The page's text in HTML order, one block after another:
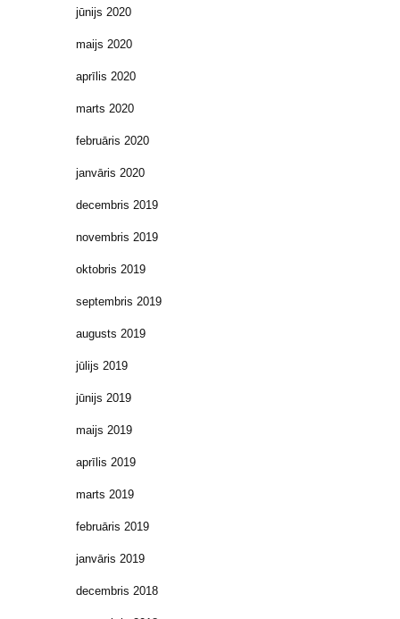
jūnijs 2020
maijs 2020
aprīlis 2020
marts 2020
februāris 2020
janvāris 2020
decembris 2019
novembris 2019
oktobris 2019
septembris 2019
augusts 2019
jūlijs 2019
jūnijs 2019
maijs 2019
aprīlis 2019
marts 2019
februāris 2019
janvāris 2019
decembris 2018